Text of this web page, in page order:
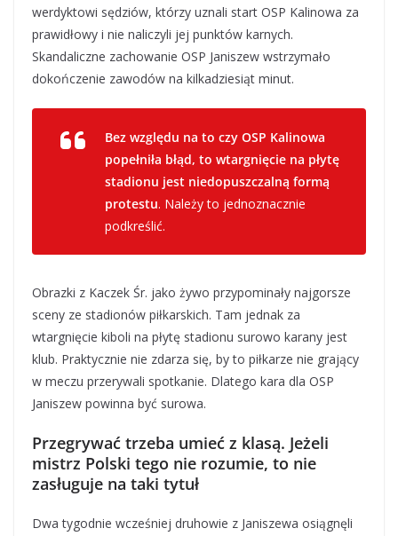
werdyktowi sędziów, którzy uznali start OSP Kalinowa za
prawidłowy i nie naliczyli jej punktów karnych.
Skandaliczne zachowanie OSP Janiszew wstrzymało
dokończenie zawodów na kilkadziesiąt minut.
Bez względu na to czy OSP Kalinowa
popełniła błąd, to wtargnięcie na płytę
stadionu jest niedopuszczalną formą
protestu. Należy to jednoznacznie
podkreślić.
Obrazki z Kaczek Śr. jako żywo przypominały najgorsze
sceny ze stadionów piłkarskich. Tam jednak za
wtargnięcie kiboli na płytę stadionu surowo karany jest
klub. Praktycznie nie zdarza się, by to piłkarze nie grający
w meczu przerywali spotkanie. Dlatego kara dla OSP
Janiszew powinna być surowa.
Przegrywać trzeba umieć z klasą. Jeżeli
mistrz Polski tego nie rozumie, to nie
zasługuje na taki tytuł
Dwa tygodnie wcześniej druhowie z Janiszewa osiągnęli